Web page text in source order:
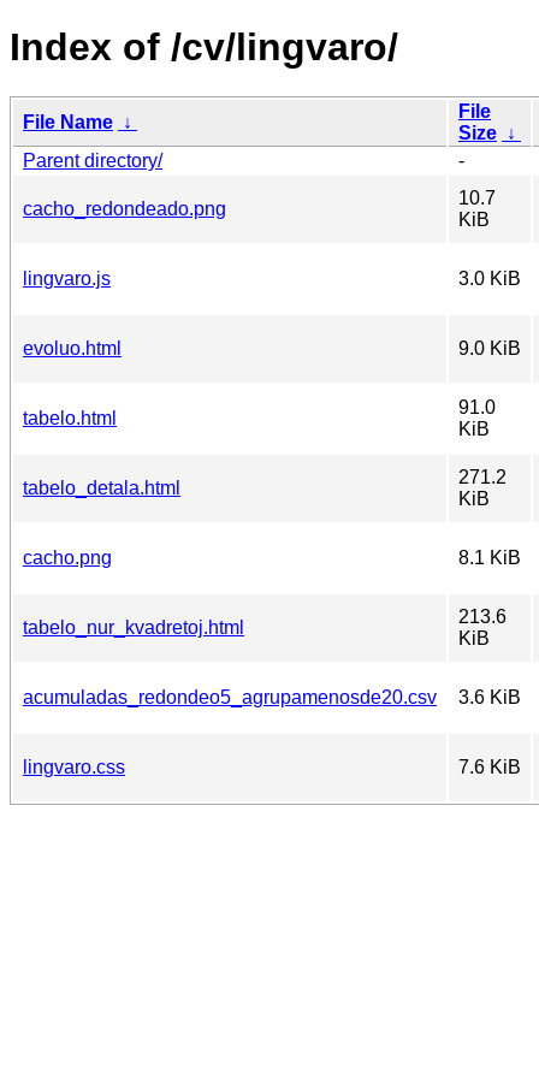
Index of /cv/lingvaro/
File Name ↓
File
Size ↓
Parent directory/
-
cacho_redondeado.png
10.7
KiB
lingvaro.js 3.0 KiB
evoluo.html 9.0 KiB
tabelo.html
91.0
KiB
tabelo_detala.html
271.2
KiB
cacho.png 8.1 KiB
tabelo_nur_kvadretoj.html
213.6
KiB
acumuladas_redondeo5_agrupamenosde20.csv 3.6 KiB
lingvaro.css 7.6 KiB